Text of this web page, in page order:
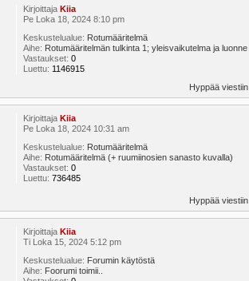
Kirjoittaja Kiia
Pe Loka 18, 2024 8:10 pm
Keskustelualue: Rotumääritelmä
Aihe: Rotumääritelmän tulkinta 1; yleisvaikutelma ja luonne
Vastaukset:0
Luettu: 1146915
Hyppää viestiin
Kirjoittaja Kiia
Pe Loka 18, 2024 10:31 am
Keskustelualue: Rotumääritelmä
Aihe: Rotumääritelmä (+ ruumiinosien sanasto kuvalla)
Vastaukset:0
Luettu:736485
Hyppää viestiin
KirjoittajaKiia
Ti Loka 15, 2024 5:12 pm
Keskustelualue: Forumin käytöstä
Aihe: Foorumi toimii..